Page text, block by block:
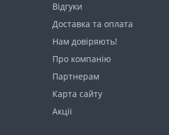
Відгуки
Доставка та оплата
Нам довіряють!
Про компанію
Партнерам
Карта сайту
Акції